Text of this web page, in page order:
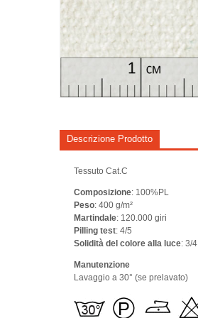
Descrizione Prodotto
Tessuto Cat.C
Composizione: 100%PL
Peso: 400 g/m²
Martindale: 120.000 giri
Pilling test: 4/5
Solidità del colore alla luce: 3/4
Manutenzione
Lavaggio a 30° (se prelavato)